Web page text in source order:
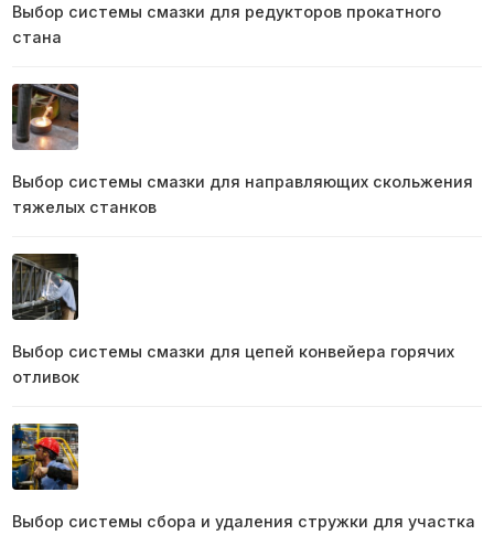
Выбор системы смазки для редукторов прокатного
стана
Выбор системы смазки для направляющих скольжения
тяжелых станков
Выбор системы смазки для цепей конвейера горячих
отливок
Выбор системы сбора и удаления стружки для участка